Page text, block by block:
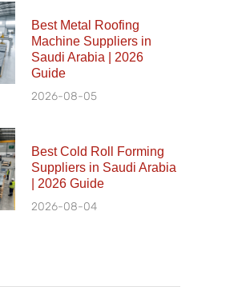
Best Metal Roofing
Machine Suppliers in
Saudi Arabia | 2026
Guide
2026-08-05
Best Cold Roll Forming
Suppliers in Saudi Arabia
| 2026 Guide
2026-08-04